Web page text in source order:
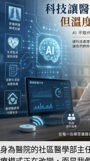
身為醫院的社區醫學部主